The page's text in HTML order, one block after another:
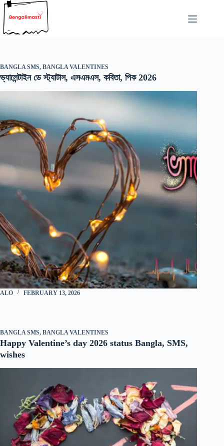
Skip
to
content
BANGLA SMS, BANGLA VALENTINES
ভ্যালেন্টাইন ডে স্ট্যাটাস, এসএমএস, কবিতা, পিক 2026
ALO FEBRUARY 13, 2026
BANGLA SMS, BANGLA VALENTINES
Happy Valentine’s day 2026 status Bangla, SMS,
wishes